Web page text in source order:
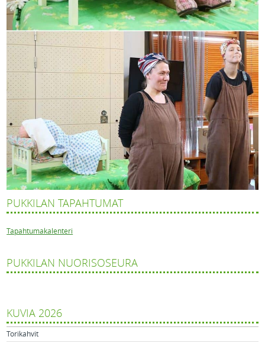
PUKKILAN TAPAHTUMAT
Tapahtumakalenteri
PUKKILAN NUORISOSEURA
KUVIA 2026
Torikahvit